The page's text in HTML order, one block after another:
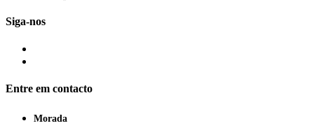
Siga-nos
Entre em contacto
Morada